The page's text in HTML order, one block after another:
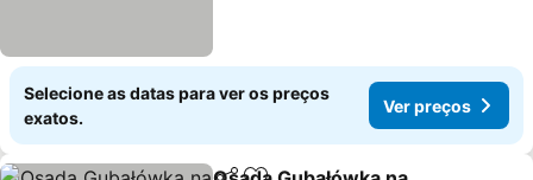
Selecione as datas para ver os preços
exatos.
Ver preços